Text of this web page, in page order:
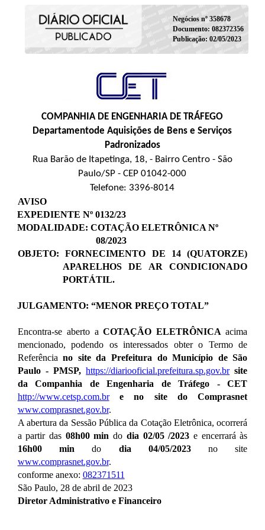
Negócios nº 358678
Documento: 082372356
Publicação: 02/05/2023
COMPANHIA DE ENGENHARIA DE TRÁFEGO
Departamentode Aquisições de Bens e Serviços
Padronizados
Rua Barão de Itapetinga, 18, - Bairro Centro - São
Paulo/SP - CEP 01042-000
Telefone: 3396-8014
AVISO
EXPEDIENTE Nº 0132/23
MODALIDADE: COTAÇÃO ELETRÔNICA Nº
08/2023
OBJETO: FORNECIMENTO DE 14 (QUATORZE)
APARELHOS DE AR CONDICIONADO
PORTÁTIL.
JULGAMENTO: “MENOR PREÇO TOTAL”
Encontra-se aberto aCOTAÇÃO ELETRÔNICAacima
mencionado, podendo os interessados obter o Termo de
Referência no siteda Prefeitura do Município de São
Paulo - PMSP,https://diariooficial.prefeitura.sp.gov.brsite
da Companhia de Engenharia de Tráfego - CET
http://www.cetsp.com.bre no site do Comprasnet
www.comprasnet.gov.br.
A abertura da Sessão Pública da Cotação Eletrônica, ocorrerá
a partir das 08h00 min do dia 02/05 /2023 e encerrará às
16h00 min do dia 04/05/2023no site
www.comprasnet.gov.br.
conforme anexo: 082371511
São Paulo, 28 de abril de 2023
Diretor Administrativo e Financeiro